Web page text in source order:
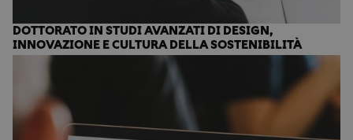
DOTTORATO IN STUDI AVANZATI DI DESIGN,
INNOVAZIONE E CULTURA DELLA SOSTENIBILITÀ